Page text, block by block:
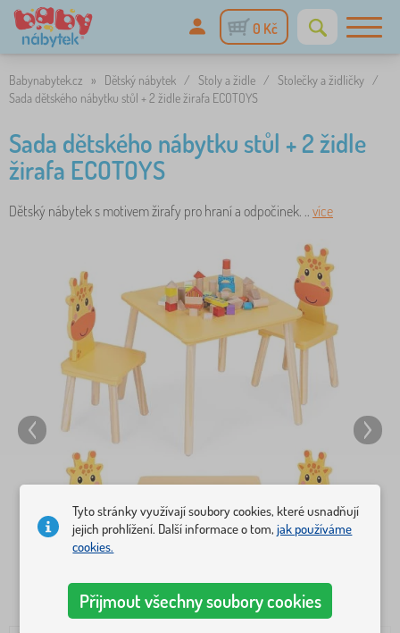
0 Kč
Babynabytek.cz » Dětský nábytek / Stoly a židle / Stolečky a židličky /
Sada dětského nábytku stůl + 2 židle žirafa ECOTOYS
Sada dětského nábytku stůl + 2 židle
žirafa ECOTOYS
Dětský nábytek s motivem žirafy pro hraní a odpočinek. .. více
Tyto stránky využívají soubory cookies, které usnadňují
jejich prohlížení. Další informace o tom,jak používáme
cookies.
Přijmout všechny soubory cookies